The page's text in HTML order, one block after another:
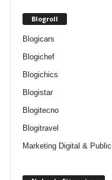
Blogroll
Blogicars
Blogichef
Blogichics
Blogistar
Blogitecno
Blogitravel
Marketing Digital &